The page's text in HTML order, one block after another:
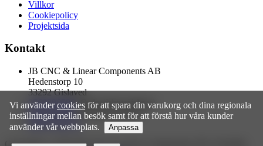
Vi användercookies för att spara din varukorg och dina regionala
inställningar mellan besök samt för att förstå hur våra kunder
använder vår webbplats.
Anpassa
Villkor
Cookiepolicy
Projektsida
Kontakt
JB CNC & Linear Components AB
Hedenstorp 10
33292 Gislaved
0760396596(Order/fakturafrågor)
0705275289(Tekniska frågor)
info@jbcnc.se
Copyright © 2026 JB CNC & Linear Components AB. All rights